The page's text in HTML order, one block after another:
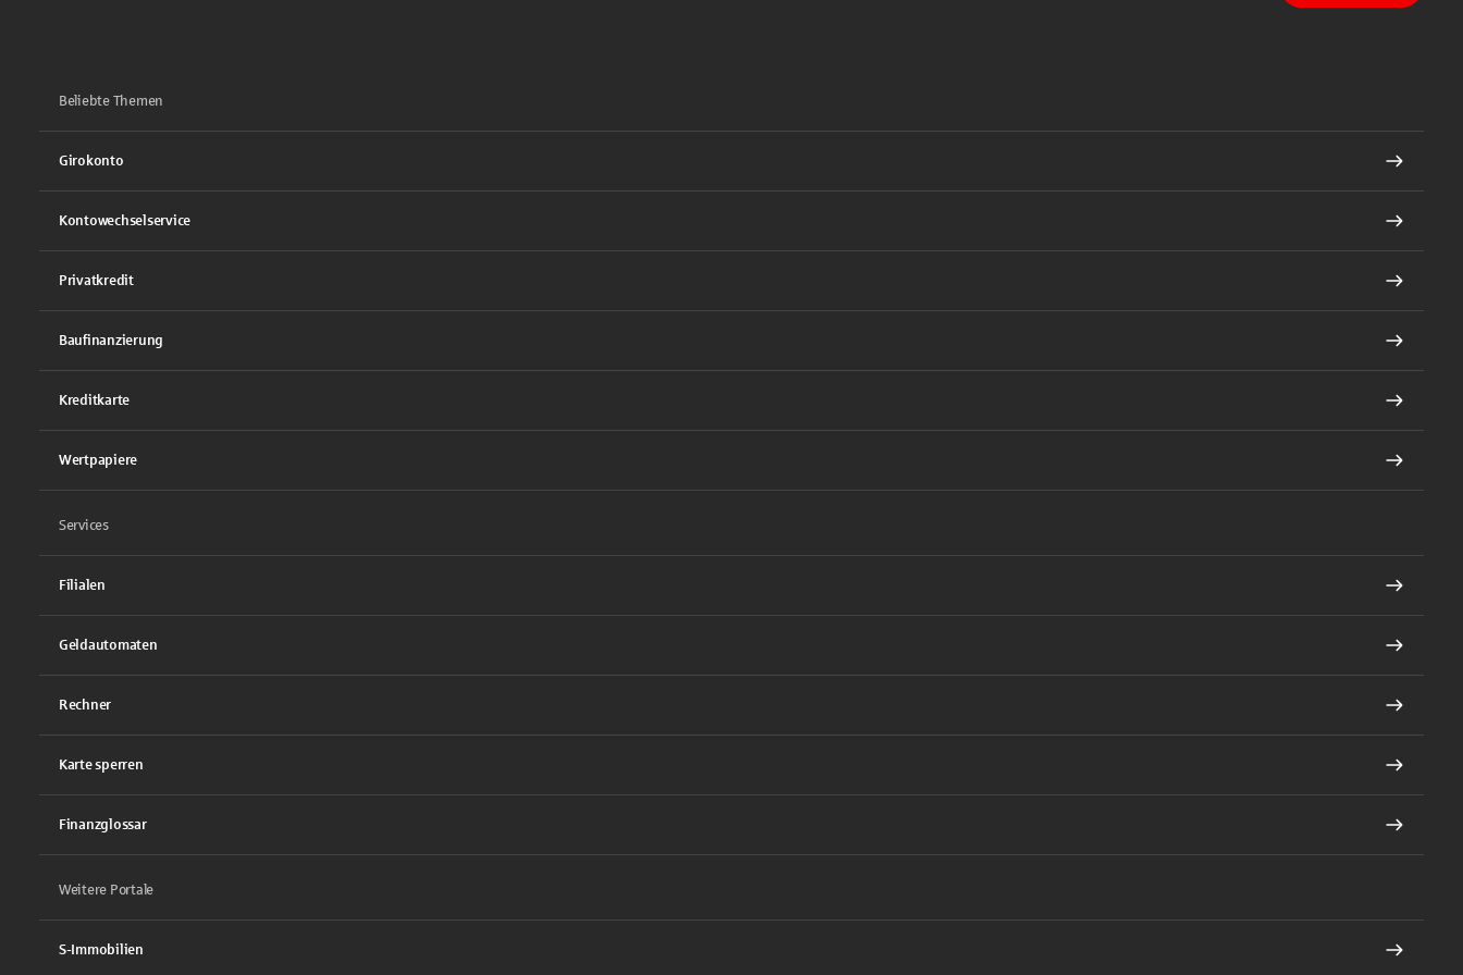
Beliebte Themen
Girokonto
Kontowechselservice
Privatkredit
Baufinanzierung
Kreditkarte
Wertpapiere
Services
Filialen
Geldautomaten
Rechner
Karte sperren
Finanzglossar
Weitere Portale
S-Immobilien